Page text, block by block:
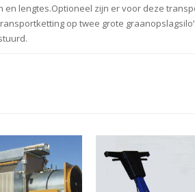
en lengtes.Optioneel zijn er voor deze
op twee grote